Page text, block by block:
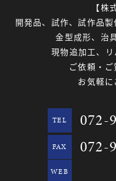
【株
開発品、試作、試作品
金型成形、治
現物追加工、
ご依頼・
お気軽に
TEL 072-
FAX 072-
WEB